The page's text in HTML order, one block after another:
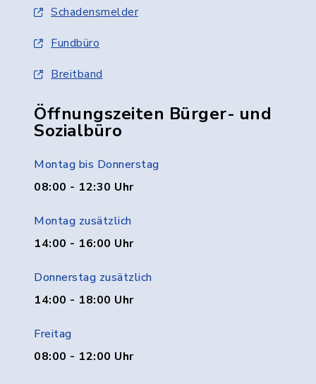
Schadensmelder
Fundbüro
Breitband
Öffnungszeiten Bürger- und
Sozialbüro
Montag bis Donnerstag
08:00 - 12:30 Uhr
Montag zusätzlich
14:00 - 16:00 Uhr
Donnerstag zusätzlich
14:00 - 18:00 Uhr
Freitag
08:00 - 12:00 Uhr